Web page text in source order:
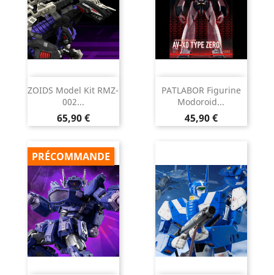
ZOIDS Model Kit RMZ-
002...
Prix
65,90 €
PATLABOR Figurine
Modoroid...
Prix
45,90 €
PRÉCOMMANDE